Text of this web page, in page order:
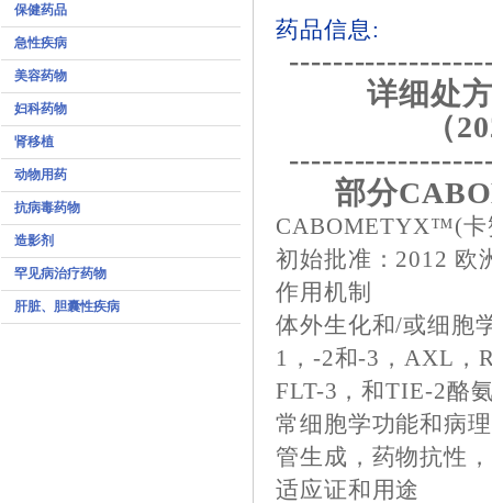
保健药品
急性疾病
美容药物
妇科药物
肾移植
动物用药
抗病毒药物
造影剂
罕见病治疗药物
肝脏、胆囊性疾病
药品信息:
详细处
（
部分
CABOMETYX™(卡
初始批准：2012 欧
作用机制
体外生化和/或细胞
1，-2和-3，AXL，
FLT-3，和TIE-2酪
常细胞学功能和病
管生成，药物抗性
适应证和用途